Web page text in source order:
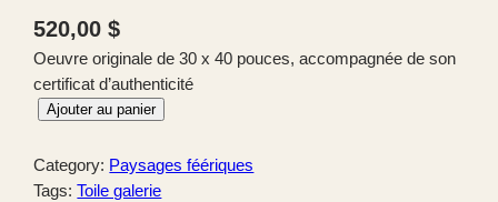
520,00$
Oeuvre originale de 30 x 40 pouces, accompagnée de son
certificat d’authenticité
a
n
Ajouter au panier
Category: Paysages féériques
Tags:Toile galerie